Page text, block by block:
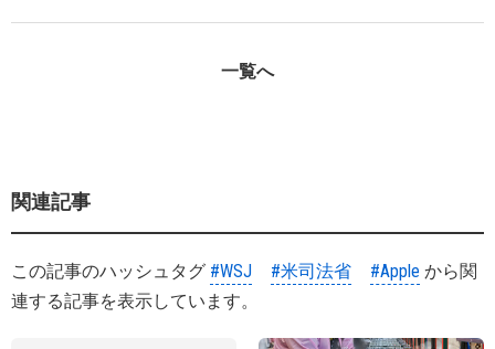
一覧へ
関連記事
この記事のハッシュタグ #WSJ #米司法省 #Apple から関
連する記事を表示しています。